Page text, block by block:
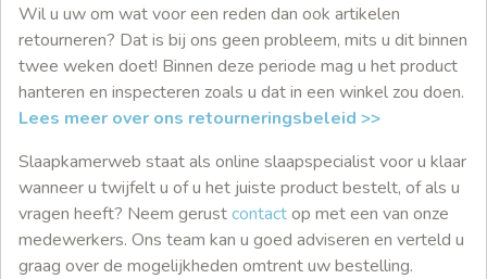
Wil u uw om wat voor een reden dan ook artikelen
retourneren? Dat is bij ons geen probleem, mits u dit binnen
twee weken doet! Binnen deze periode mag u het product
hanteren en inspecteren zoals u dat in een winkel zou doen.
Lees meer over ons retourneringsbeleid >>
Slaapkamerweb staat als online slaapspecialist voor u klaar
wanneer u twijfelt u of u het juiste product bestelt, of als u
vragen heeft? Neem gerustcontactop met een van onze
medewerkers. Ons team kan u goed adviseren en verteld u
graag over de mogelijkheden omtrent uw bestelling.